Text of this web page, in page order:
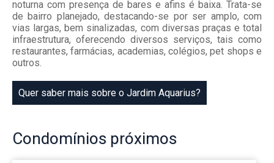
noturna com presença de bares e afins é baixa. Trata-se
de bairro planejado, destacando-se por ser amplo, com
vias largas, bem sinalizadas, com diversas praças e total
infraestrutura, oferecendo diversos serviços, tais como
restaurantes, farmácias, academias, colégios, pet shops e
outros.
Quer saber mais sobre o Jardim Aquarius?
Condomínios próximos